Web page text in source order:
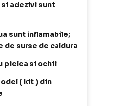
adezivi sunt
sunt inflamabile;
surse de caldura
pielea si ochii
( kit ) din